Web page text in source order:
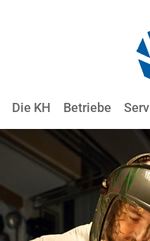
Die KH Betriebe